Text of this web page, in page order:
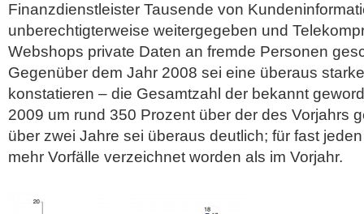
Finanzdienstleister Tausende von
unberechtigterweise weitergegeben und
Webshops private Daten an fremde Personen
Gegenüber dem Jahr 2008 sei eine überaus
konstatieren – die Gesamtzahl der bekannt
2009 um rund 350 Prozent über der des Vorjahrs
über zwei Jahre sei überaus deutlich; für fast
mehr Vorfälle verzeichnet worden als im Vorjahr.